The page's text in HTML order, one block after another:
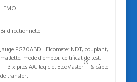
LEMO
Bi-directionnelle
Jauge PG70ABDL Elcometer NDT, couplant,
mallette, mode d’emploi, certificat de test,
3 x piles AA, logiciel ElcoMaster
®
& câble
de transfert